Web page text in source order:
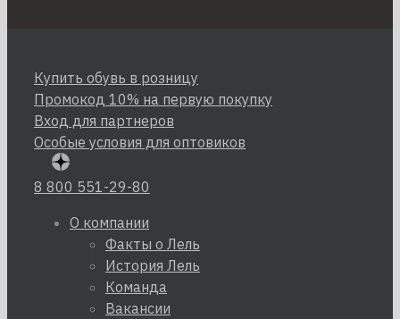
Купить обувь в розницу
Промокод 10% на первую покупку
Вход для партнеров
Особые условия для оптовиков
8 800 551-29-80
О компании
Факты о Лель
История Лель
Команда
Вакансии